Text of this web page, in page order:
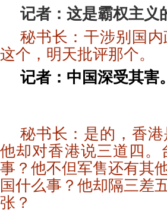
记者：这是霸权主义
秘书长：干涉别国
这个，明天批评那个。
记者：中国深受其害。
秘书长：是的，香
他却对香港说三道四
事？他不但军售还有其
国什么事？他却隔三差
张？